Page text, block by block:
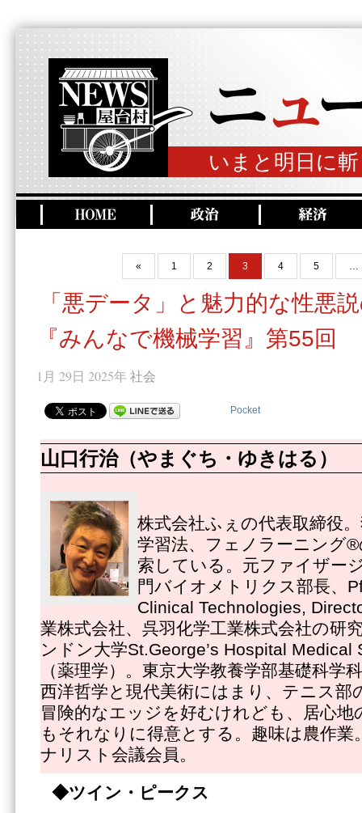
いまと明日に
« 1 2 3 4 5 …
「悪データ」と魅力的な性悪
『みんなで機械学習』第55回
1月 29日 2025年 社会
Pocket
山口行治（やまぐち・ゆきはる）
株式会社ふぇの代表取締役
学習法、フェノラーニング
索している。元ファイザー
門バイオメトリクス部長、
Clinical Technologies,
業株式会社、呉羽化学工業株式会社の研
ンドン大学St.George’s Hospital Medical
（薬理学）。東京大学教養学部基礎科学
西洋哲学と現代美術にはまり、テニス部
冒険的なエッジを好むけれども、居心地
もそれなりに得意とする。趣味は農作業
ナリスト会議会員。
◆ツイン・ピークス